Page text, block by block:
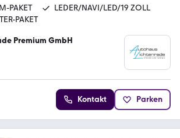
PAKET
LEDER/NAVI/LED/19 ZOLL
PAKET
Premium GmbH
Kontakt Parken